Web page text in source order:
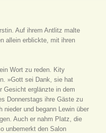
Auf ihrem Antlitz malte
allein erblickte, mit ihren
Wort zu reden. Kity
»Gott sei Dank, sie hat
Gesicht erglänzte in dem
Donnerstags ihre Gäste zu
und begann Lewin über
Auch er nahm Platz, die
unbemerkt den Salon